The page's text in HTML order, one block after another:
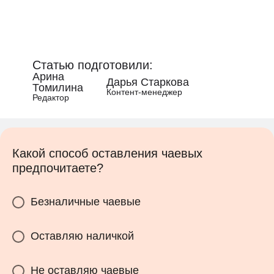
Статью подготовили:
Арина
Томилина
Редактор
Дарья Старкова
Контент-менеджер
Какой способ оставления чаевых
предпочитаете?
Безналичные чаевые
Оставляю наличкой
Не оставляю чаевые